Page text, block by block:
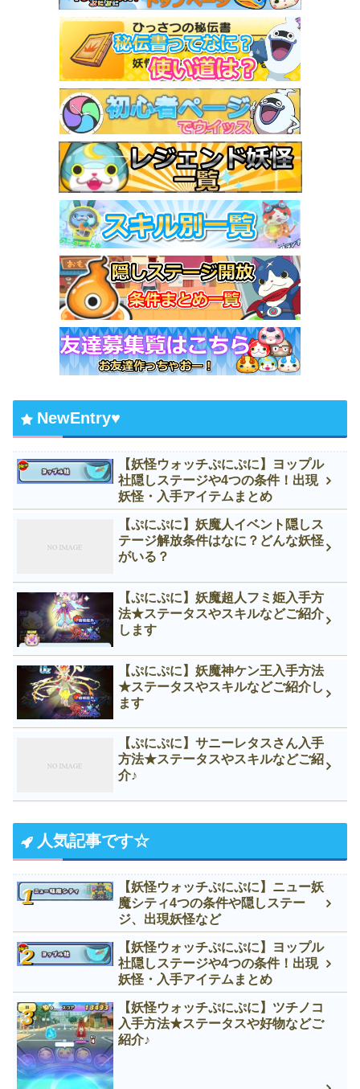
NewEntry♥
【妖怪ウォッチぷにぷに】ヨップル
社隠しステージや4つの条件！出現
妖怪・入手アイテムまとめ
【ぷにぷに】妖魔人イベント隠しス
テージ解放条件はなに？どんな妖怪
がいる？
【ぷにぷに】妖魔超人フミ姫入手方
法★ステータスやスキルなどご紹介
します
【ぷにぷに】妖魔神ケン王入手方法
★ステータスやスキルなどご紹介し
ます
【ぷにぷに】サニーレタスさん入手
方法★ステータスやスキルなどご紹
介♪
人気記事です☆
【妖怪ウォッチぷにぷに】ニュー妖
魔シティ4つの条件や隠しステー
ジ、出現妖怪など
【妖怪ウォッチぷにぷに】ヨップル
社隠しステージや4つの条件！出現
妖怪・入手アイテムまとめ
【妖怪ウォッチぷにぷに】ツチノコ
入手方法★ステータスや好物などご
紹介♪